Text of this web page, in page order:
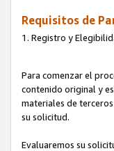
Requisitos de
1. Registro y
Para comenzar el
contenido original y
materiales de
su solicitud.
Evaluaremos su